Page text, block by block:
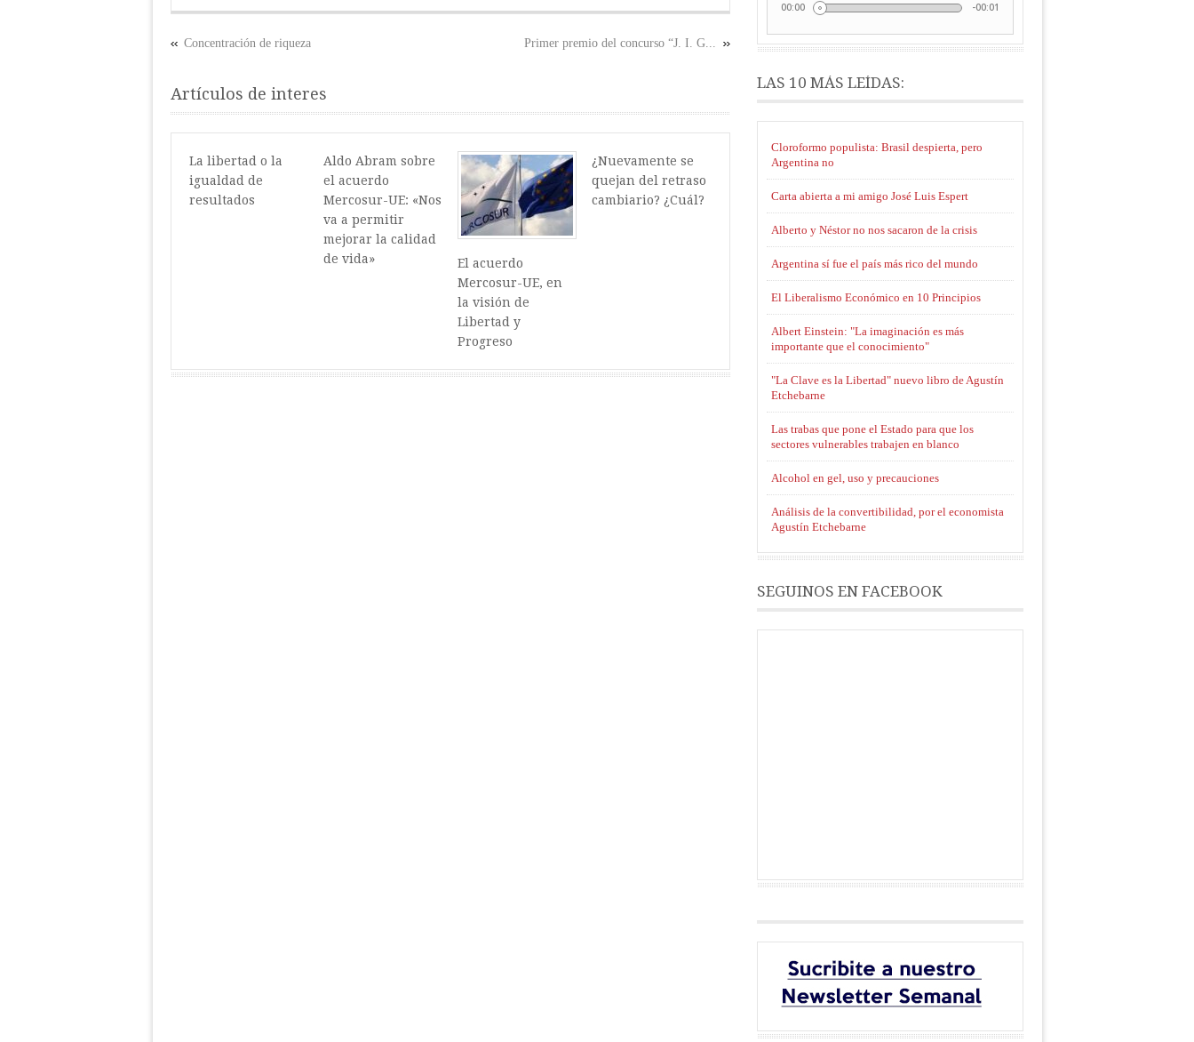
Primer premio del concurso “J. I. G...
Concentración de riqueza
Artículos de interes
La libertad o la
igualdad de
resultados
Aldo Abram sobre
el acuerdo
Mercosur-UE: «Nos
va a permitir
mejorar la calidad
de vida»
El acuerdo
Mercosur-UE, en
la visión de
Libertad y
Progreso
¿Nuevamente se
quejan del retraso
cambiario? ¿Cuál?
LAS 10 MÁS LEÍDAS:
Cloroformo populista: Brasil despierta, pero
Argentina no
Carta abierta a mi amigo José Luis Espert
Alberto y Néstor no nos sacaron de la crisis
Argentina sí fue el país más rico del mundo
El Liberalismo Económico en 10 Principios
Albert Einstein: "La imaginación es más
importante que el conocimiento"
"La Clave es la Libertad" nuevo libro de Agustín
Etchebarne
Las trabas que pone el Estado para que los
sectores vulnerables trabajen en blanco
Alcohol en gel, uso y precauciones
Análisis de la convertibilidad, por el economista
Agustín Etchebarne
SEGUINOS EN FACEBOOK